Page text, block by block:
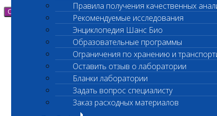
Правила получения качественных
Рекомендуемые исследования
Энциклопедия Шанс Био
Образовательные программы
Ограничения по хранению и
Оставить отзыв о лаборатории
Бланки лаборатории
Задать вопрос специалисту
Заказ расходных материалов
Отправить